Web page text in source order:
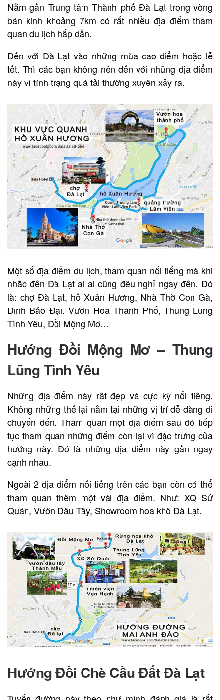
Nằm gần Trung tâm Thành phố Đà Lạt trong vòng
bán kinh khoảng 7km có rất nhiều địa điểm tham
quan du lịch hấp dẫn.
Đến với Đà Lạt vào những mùa cao điểm hoặc lễ
tết. Thì các bạn không nên đến với những địa điểm
này vì tính trạng quá tải thường xuyên xảy ra.
Một số địa điểm du lịch, tham quan nổi tiếng mà khi
nhắc đến Đà Lạt ai ai cũng đều nghỉ ngay đến. Đó
là: chợ Đà Lạt, hồ Xuân Hương, Nhà Thờ Con Gà,
Dinh Bảo Đại. Vườn Hoa Thành Phố, Thung Lũng
Tình Yêu, Đồi Mộng Mơ…
Hướng Đồi Mộng Mơ – Thung
Lũng Tình Yêu
Những địa điểm này rất đẹp và cực kỳ nổi tiếng.
Không những thế lại nằm tại những vị trí dễ dàng di
chuyển đến. Tham quan một địa điểm sau đó tiếp
tục tham quan những điểm còn lại vì đặc trưng của
hướng này. Đó là những địa điểm này gần ngay
cạnh nhau.
Ngoài 2 địa điểm nối tiếng trên các bạn còn có thể
tham quan thêm một vài địa điểm. Như: XQ Sử
Quán, Vườn Dâu Tây, Showroom hoa khô Đà Lạt.
Hướng Đồi Chè Cầu Đất Đà Lạt